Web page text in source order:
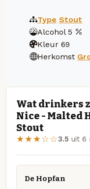
Type Stout
Alcohol 5
Kleur 69
Herkomst
Wat drinkers
Nice - Malted
Stout
★★★☆☆3.5 uit 6
De Hopfan